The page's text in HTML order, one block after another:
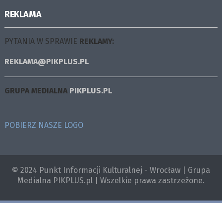
REKLAMA
PYTANIA W SPRAWIE REKLAMY:
REKLAMA@PIKPLUS.PL
GRUPA MEDIALNA PIKPLUS.PL
POBIERZ NASZE LOGO
© 2024 Punkt Informacji Kulturalnej - Wrocław | Grupa
Medialna PIKPLUS.pl | Wszelkie prawa zastrzeżone.